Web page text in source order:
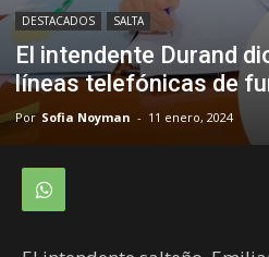
DESTACADOS SALTA
El intendente Durand
líneas telefónicas de
Por Sofia Noyman - 11 enero, 2024